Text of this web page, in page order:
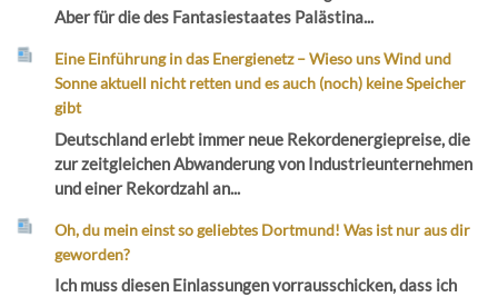
Aber für die des Fantasiestaates Palästina...
Eine Einführung in das Energienetz – Wieso uns Wind und
Sonne aktuell nicht retten und es auch (noch) keine Speicher
gibt
Deutschland erlebt immer neue Rekordenergiepreise, die
zur zeitgleichen Abwanderung von Industrieunternehmen
und einer Rekordzahl an...
Oh, du mein einst so geliebtes Dortmund! Was ist nur aus dir
geworden?
Ich muss diesen Einlassungen vorrausschicken, dass ich